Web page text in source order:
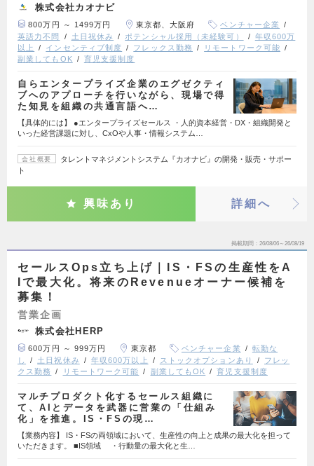
株式会社カオナビ
800万円 ～ 1499万円 東京都、大阪府
ベンチャー企業
英語力不問
土日祝休み ポテンシャル採用（未経験可）
年収600万
以上
インセンティブ制度 フレックス勤務
リモートワーク可能
副業してもOK
育児支援制度
自らエンタープライズ企業のエグゼクティ
ブへのアプローチを行いながら、現場で得
た知見を組織の共通言語へ…
【具体的には】 ●エンタープライズセールス ・人的資本経営・DX・組織開発と
いった経営課題に対し、CxOや人事・情報システム…
会社概要
タレントマネジメントシステム『カオナビ』の開発・販売・サポー
ト
興味あり 詳細へ
掲載期間 26/08/06～26/08/19
セールスOps立ち上げ｜IS・FSの生産性をA
Iで最大化。将来のRevenueオーナー候補を
募集！
営業企画
株式会社HERP
600万円 ～ 999万円 東京都 ベンチャー企業
転勤な
し
土日祝休み 年収600万以上 ストックオプションあり
フレッ
クス勤務
リモートワーク可能 副業してもOK 育児支援制度
マルチプロダクト化するセールス組織に
て、AIとデータを武器に営業の「仕組み
化」を推進。IS・FSの現…
【業務内容】 IS・FSの両領域において、生産性の向上と成果の最大化を担って
いただきます。 ■IS領域 ・行動量の最大化と生…